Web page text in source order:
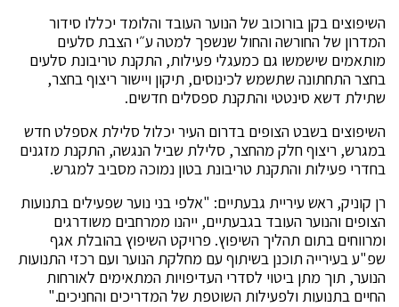
השיפוצים בקן בורוכוב של הנוער העובד והלומד יכללו סידור
המדרון של החורשה והחול שנשפך למטה ע״י הצבת סלעים
מותאמים שישמשו גם כמעגלי פעילות, התקנת טריבונת סלעים
בחצר התחתונה שתשמש לכינוסים, תיקון ויישור ריצוף בחצר,
שתילת דשא סינטטי והתקנת ספסלים חדשים.
השיפוצים בשבט הצופים בדרום העיר יכלול סלילת אספלט חדש
במגרש, ריצוף חלק מהחצר, סלילת שביל הנגשה, התקנת מזגנים
בחדרי פעילות והתקנת טריבונת בטון נמוכה מסביב למגרש.
רן קוניק, ראש עיריית גבעתיים: "אלפי בני נוער שפעילים בתנועות
הצופים והנוער העובד בגבעתיים, ייהנו ממרחבים משודרגים
ומרווחים בתום תהליך השיפוץ. פרויקט השיפוץ בהובלת אגף
שפ"ע בעירייה תוכנן בשיתוף עם מחלקת הנוער ועם רכזי התנועות
הנוער, תוך מתן ביטוי לסדרי העדיפויות המתאימים לאורחות
החיים בתנועות ולפעילות השוטפת של המדריכים והחניכים."